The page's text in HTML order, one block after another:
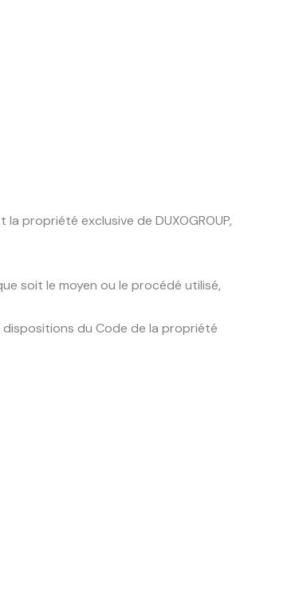
propriété exclusive de DUXOGROUP,
soit le moyen ou le procédé utilisé,
du Code de la propriété